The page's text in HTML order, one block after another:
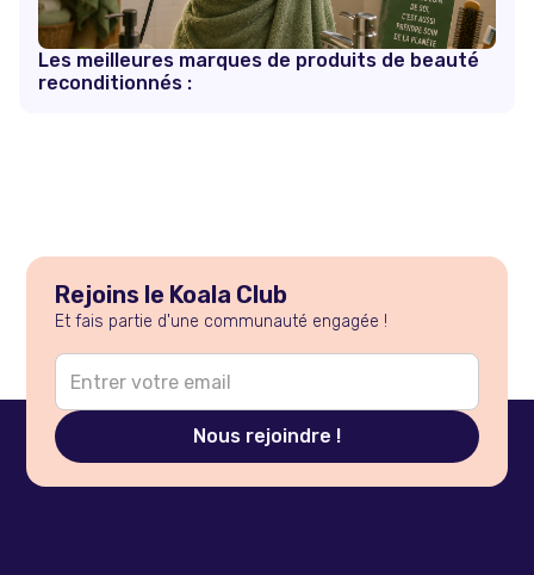
Les meilleures marques de produits de beauté
reconditionnés :
Rejoins le Koala Club
Et fais partie d'une communauté engagée !